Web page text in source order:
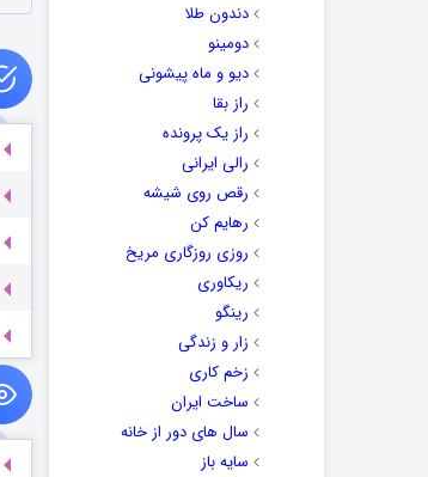
دندون طلا
دومینو
دیو و ماه پیشونی
راز بقا
راز یک پرونده
رالی ایرانی
رقص روی شیشه
رهایم کن
روزی روزگاری مریخ
ریکاوری
رینگو
زار و زندگی
زخم کاری
ساخت ایران
سال های دور از خانه
سایه باز